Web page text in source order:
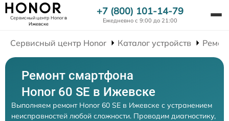
Сервисный центр Honorв
Ижевске
+7 (800) 101-14-79
Ежедневно с 9:00 до 21:00
Сервисный центр Honor Каталог устройств
Ремонт смартфона
Honor 60 SE в Ижевске
Выполняем ремонт Honor 60 SE в Ижевске с устранением
неисправностей любой сложности. Проводим диагностику,